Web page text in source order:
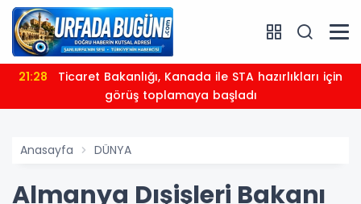
21:28
görüş toplamaya başladı
Anasayfa DÜNYA
Almanya Dışişleri Bakanı